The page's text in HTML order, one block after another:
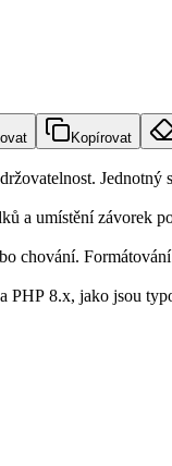
Kopírovat
a umístění
chování.
8.x, jako jsou